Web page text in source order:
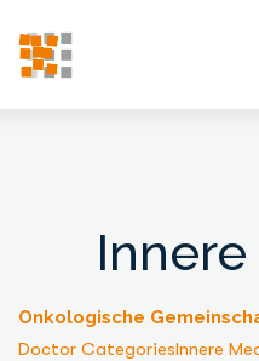
Onkologische
Doctor CategoriesInnere